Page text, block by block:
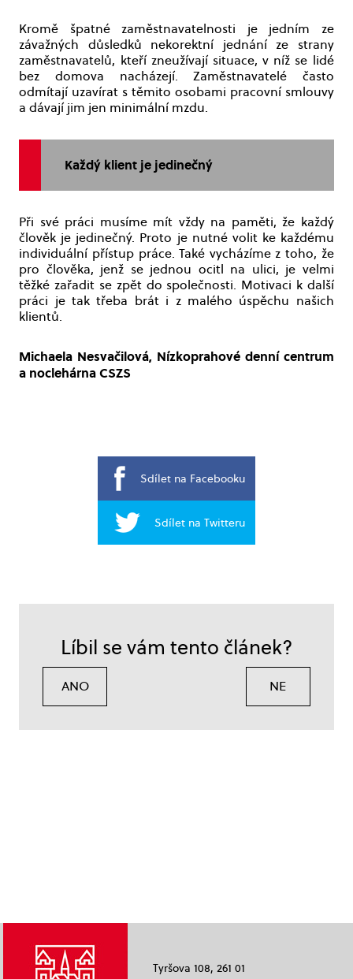
Kromě špatné zaměstnavatelnosti je jedním ze
závažných důsledků nekorektní jednání ze strany
zaměstnavatelů, kteří zneužívají situace, v níž se lidé
bez domova nacházejí. Zaměstnavatelé často
odmítají uzavírat s těmito osobami pracovní smlouvy
a dávají jim jen minimální mzdu.
Každý klient je jedinečný
Při své práci musíme mít vždy na paměti, že každý
člověk je jedinečný. Proto je nutné volit ke každému
individuální přístup práce. Také vycházíme z toho, že
pro člověka, jenž se jednou ocitl na ulici, je velmi
těžké zařadit se zpět do společnosti. Motivaci k další
práci je tak třeba brát i z malého úspěchu našich
klientů.
Michaela Nesvačilová, Nízkoprahové denní centrum
a noclehárna CSZS
Sdílet na Facebooku
Sdílet na Twitteru
Líbil se vám tento článek?
ANO NE
Tyršova 108, 261 01